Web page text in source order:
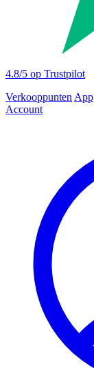
4.8/5 op Trustpilot
Verkooppunten App
Account